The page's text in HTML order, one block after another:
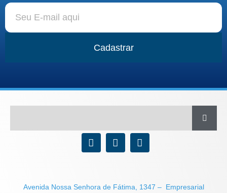
Cadastrar
Avenida Nossa Senhora de Fátima, 1347 – Empresarial